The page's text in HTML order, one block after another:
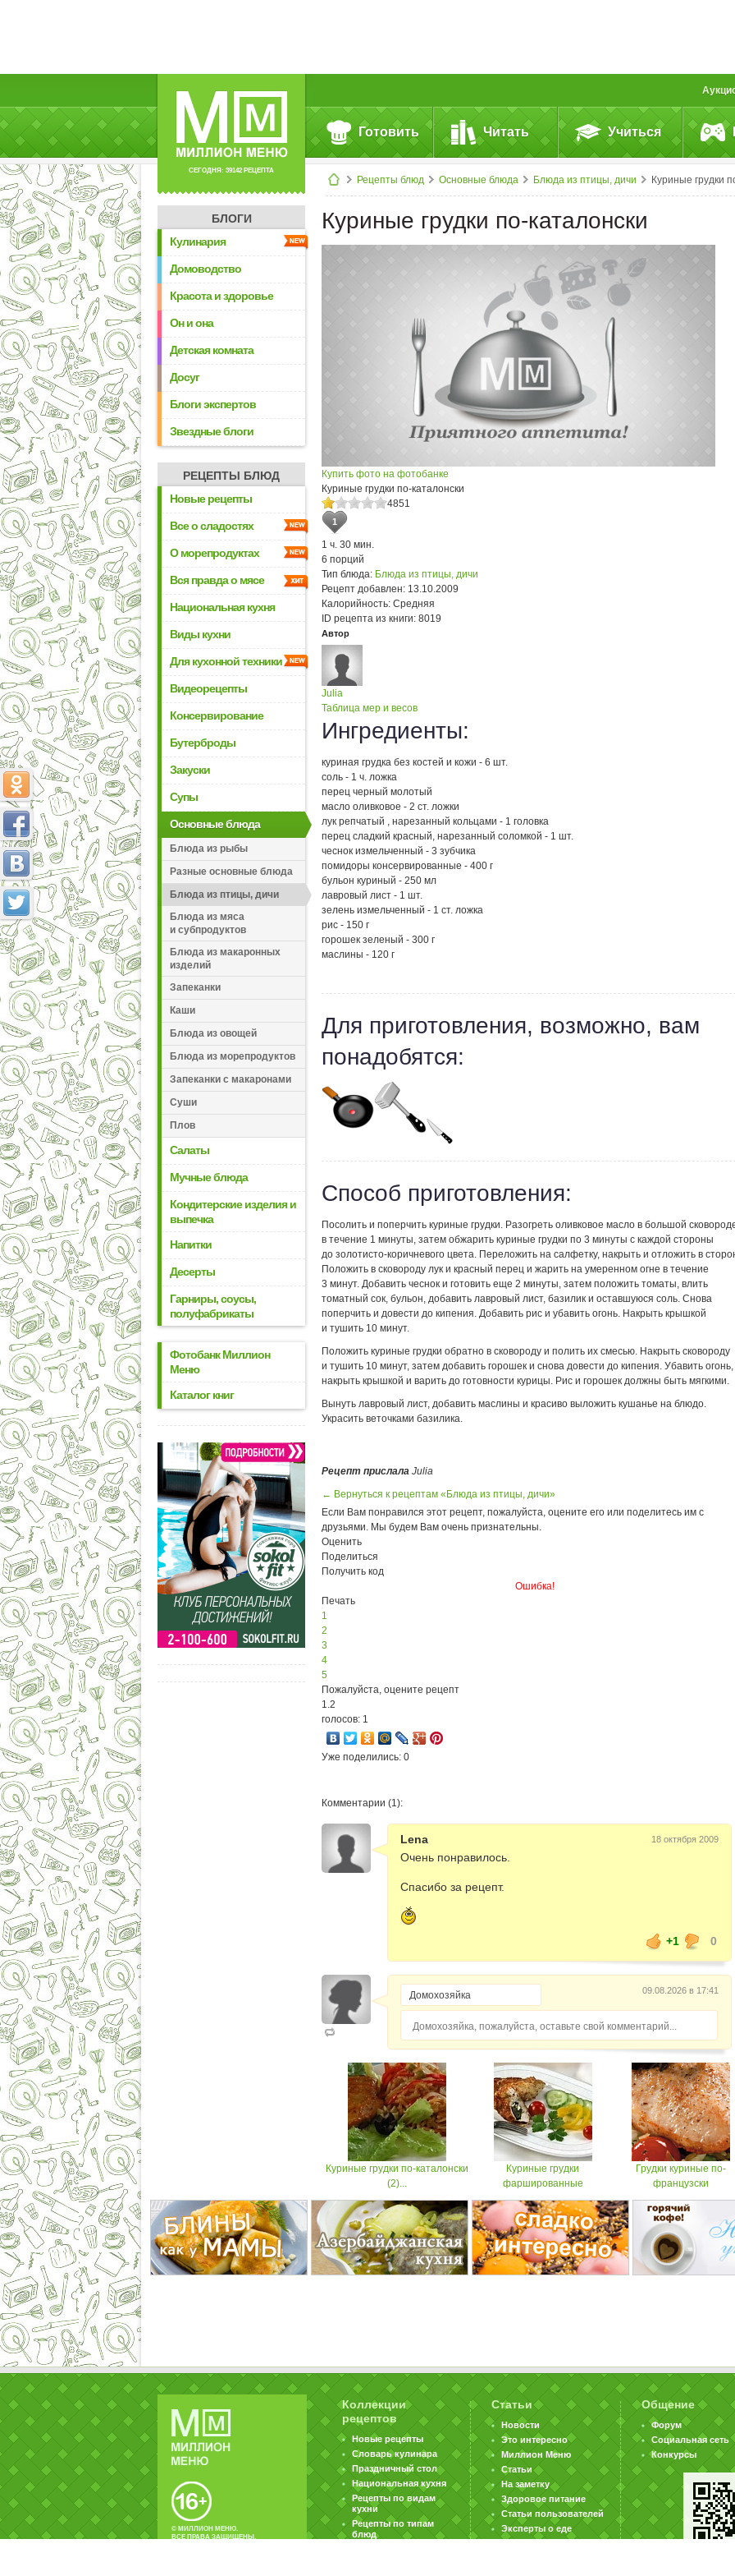
СЕГОДНЯ: 39142 РЕЦЕПТА
Готовить Читать Учиться
Рецепты блюд Основные блюда Блюда из птицы, дичи Куриные грудки по-
БЛОГИ
Кулинария
Домоводство
Красота и здоровье
Он и она
Детская комната
Досуг
Блоги экспертов
Звездные блоги
РЕЦЕПТЫ БЛЮД
Новые рецепты
Все о сладостях
О морепродуктах
Вся правда о мясе
Национальная кухня
Виды кухни
Для кухонной техники
Видеорецепты
Консервирование
Бутерброды
Закуски
Супы
Основные блюда
Блюда из рыбы
Разные основные блюда
Блюда из птицы, дичи
Блюда из мяса
и субпродуктов
Блюда из макаронных
изделий
Запеканки
Каши
Блюда из овощей
Блюда из морепродуктов
Запеканки с макаронами
Суши
Плов
Салаты
Мучные блюда
Кондитерские изделия и
выпечка
Напитки
Десерты
Гарниры, соусы,
полуфабрикаты
Фотобанк Миллион
Меню
Каталог книг
Куриные грудки по-каталонски
Купить фото на фотобанке
Куриные грудки по-каталонски
4851
1
1 ч. 30 мин.
6 порций
Тип блюда: Блюда из птицы, дичи
Рецепт добавлен: 13.10.2009
Калорийность: Средняя
ID рецепта из книги: 8019
Автор
Julia
Таблица мер и весов
Ингредиенты:
куриная грудка без костей и кожи - 6 шт.
соль - 1 ч. ложка
перец черный молотый
масло оливковое - 2 ст. ложки
лук репчатый , нарезанный кольцами - 1 головка
перец сладкий красный, нарезанный соломкой - 1 шт.
чеснок измельченный - 3 зубчика
помидоры консервированные - 400 г
бульон куриный - 250 мл
лавровый лист - 1 шт.
зелень измельченный - 1 ст. ложка
рис - 150 г
горошек зеленый - 300 г
маслины - 120 г
Для приготовления, возможно, вам
понадобятся:
Способ приготовления:
Посолить и поперчить куриные грудки. Разогреть оливковое масло в большой
в течение 1 минуты, затем обжарить куриные грудки по 3 минуты с каждой стороны
до золотисто-коричневого цвета. Переложить на салфетку, накрыть и отложить в
Положить в сковороду лук и красный перец и жарить на умеренном огне в течение
3 минут. Добавить чеснок и готовить еще 2 минуты, затем положить томаты, влить
томатный сок, бульон, добавить лавровый лист, базилик и оставшуюся соль. Снова
поперчить и довести до кипения. Добавить рис и убавить огонь. Накрыть крышкой
и тушить 10 минут.
Положить куриные грудки обратно в сковороду и полить их смесью. Накрыть сковороду
и тушить 10 минут, затем добавить горошек и снова довести до кипения. Убавить огонь,
накрыть крышкой и варить до готовности курицы. Рис и горошек должны быть мягкими.
Вынуть лавровый лист, добавить маслины и красиво выложить кушанье на блюдо.
Украсить веточками базилика.
Рецепт прислала Julia
← Вернуться к рецептам «Блюда из птицы, дичи»
Если Вам понравился этот рецепт, пожалуйста, оцените его или поделитесь им с
друзьями. Мы будем Вам очень признательны.
Оценить
Поделиться
Получить код
Ошибка!
Печать
1
2
3
4
5
Пожалуйста, оцените рецепт
1.2
голосов: 1
Уже поделились: 0
Комментарии (1):
Lena 18 октября 2009
Очень понравилось.
Спасибо за рецепт.
+1 0
09.08.2026 в 17:41
Домохозяйка, пожалуйста, оставьте свой комментарий...
Куриные грудки по-каталонски
(2)...
Куриные грудки
фаршированные
Грудки куриные по-
французски
© МИЛЛИОН МЕНЮ.
ВСЕ ПРАВА ЗАЩИЩЕНЫ.
Коллекции
рецептов
Новые рецепты
Словарь кулинара
Праздничный стол
Национальная кухня
Рецепты по видам
кухни
Рецепты по типам
блюд
Статьи
Новости
Это интересно
Миллион Меню
Статьи
На заметку
Здоровое питание
Статьи пользователей
Эксперты о еде
Общение
Форум
Социальная сеть
Конкурсы